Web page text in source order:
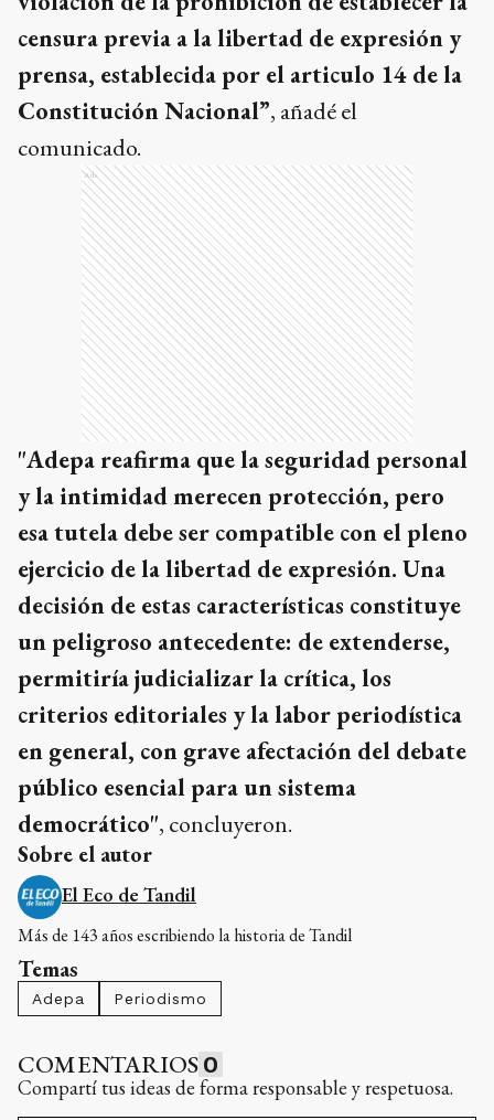
censura previa a la libertad de expresión y
prensa, establecida por el articulo 14 de la
Constitución Nacional”, añadé el
comunicado.
Ads
"Adepa reafirma que la seguridad personal
y la intimidad merecen protección, pero
esa tutela debe ser compatible con el pleno
ejercicio de la libertad de expresión. Una
decisión de estas características constituye
un peligroso antecedente: de extenderse,
permitiría judicializar la crítica, los
criterios editoriales y la labor periodística
en general, con grave afectación del debate
público esencial para un sistema
democrático", concluyeron.
Sobre el autor
El Eco de Tandil
Más de 143 años escribiendo la historia de Tandil
Temas
Adepa Periodismo
COMENTARIOS 0
Compartí tus ideas de forma responsable y respetuosa.